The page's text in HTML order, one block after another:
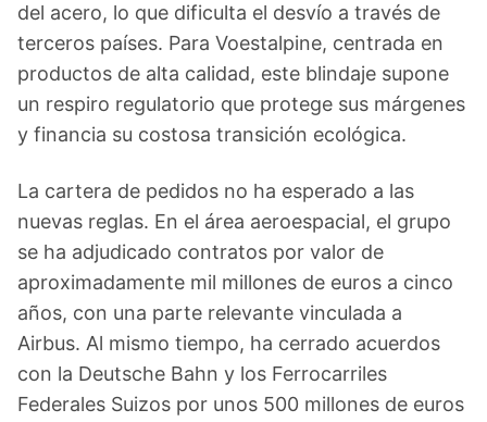
del acero, lo que dificulta el desvío a través de
terceros países. Para Voestalpine, centrada en
productos de alta calidad, este blindaje supone
un respiro regulatorio que protege sus márgenes
y financia su costosa transición ecológica.
La cartera de pedidos no ha esperado a las
nuevas reglas. En el área aeroespacial, el grupo
se ha adjudicado contratos por valor de
aproximadamente mil millones de euros a cinco
años, con una parte relevante vinculada a
Airbus. Al mismo tiempo, ha cerrado acuerdos
con la Deutsche Bahn y los Ferrocarriles
Federales Suizos por unos 500 millones de euros